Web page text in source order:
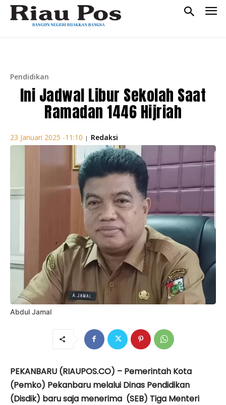
Pendidikan
Ini Jadwal Libur Sekolah Saat
Ramadan 1446 Hijriah
23 Januari 2025 -11:10 | Redaksi
Abdul Jamal
PEKANBARU (RIAUPOS.CO) – Pemerintah Kota
(Pemko) Pekanbaru melalui Dinas Pendidikan
(Disdik) baru saja menerima (SEB) Tiga Menteri